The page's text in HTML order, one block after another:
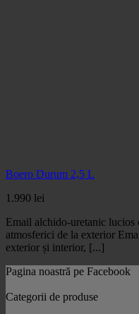
Boero Durum 2,5 L
1.990 lei
Email alchido-uretanic lucios
atmosferici de la exterior
exterior și interior, [...]
Pagina noastră pe Facebook
Categorii de produse